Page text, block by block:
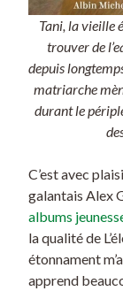
Tani, la vieille
trouver de
depuis
matriarche
durant le
C’est avec
galantais Alex
albums
la qualité de
étonnament
apprend